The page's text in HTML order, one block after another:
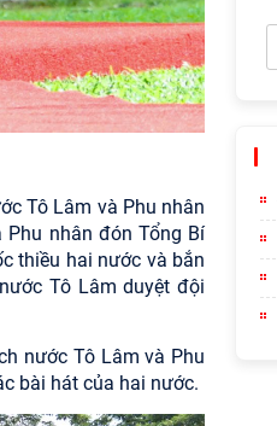
Tô Lâm và Phu nhân
Phu nhân đón Tổng Bí
thiều hai nước và bắn
Tô Lâm duyệt đội
nước Tô Lâm và Phu
bài hát của hai nước.